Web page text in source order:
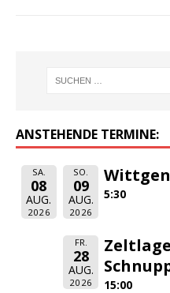
ANSTEHENDE TERMINE:
SA.
08
AUG.
2026
SO.
09
AUG.
2026
5:30
FR.
28
AUG.
2026 15:00